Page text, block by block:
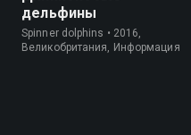
дельфины
Spinner dolphins • 2016,
Великобритания, Информация